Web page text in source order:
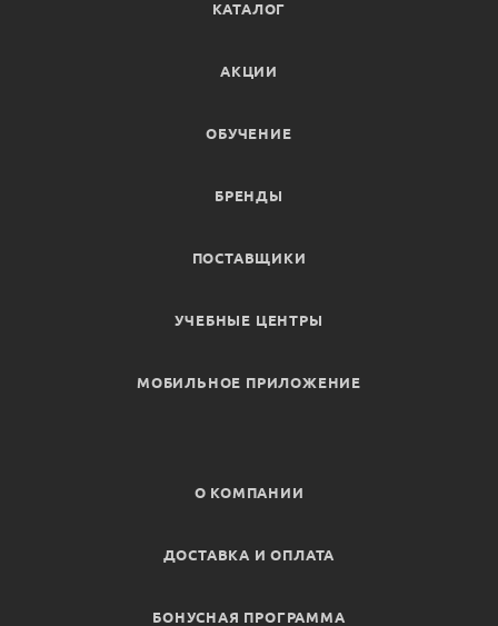
КАТАЛОГ
АКЦИИ
ОБУЧЕНИЕ
БРЕНДЫ
ПОСТАВЩИКИ
УЧЕБНЫЕ ЦЕНТРЫ
МОБИЛЬНОЕ ПРИЛОЖЕНИЕ
О КОМПАНИИ
ДОСТАВКА И ОПЛАТА
БОНУСНАЯ ПРОГРАММА